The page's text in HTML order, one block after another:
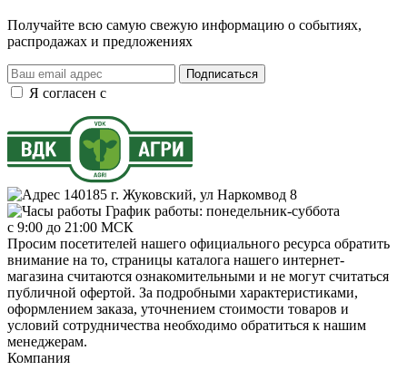
Получайте всю самую свежую информацию о событиях,
распродажах и предложениях
Подписаться
Я согласен с
140185 г. Жуковский, ул Наркомвод 8
График работы: понедельник-суббота
с 9:00 до 21:00 МСК
Просим посетителей нашего официального ресурса обратить
внимание на то, страницы каталога нашего интернет-
магазина считаются ознакомительными и не могут считаться
публичной офертой. За подробными характеристиками,
оформлением заказа, уточнением стоимости товаров и
условий сотрудничества необходимо обратиться к нашим
менеджерам.
Компания